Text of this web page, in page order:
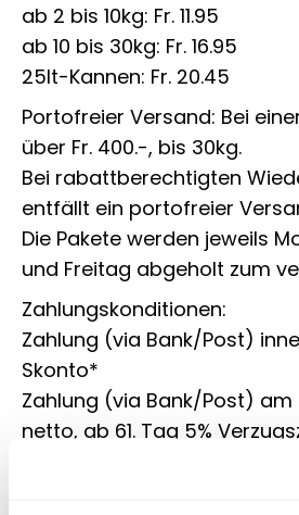
ab 2 bis 10kg: Fr. 11.95
ab 10 bis 30kg: Fr. 16.95
25lt-Kannen: Fr. 20.45
Portofreier Versand: Bei
über Fr. 400.-, bis 30kg.
Bei rabattberechtigten
entfällt ein portofreier
Die Pakete werden jeweils
und Freitag abgeholt zum
Zahlungskonditionen:
Zahlung (via Bank/Post)
Skonto*
Zahlung (via Bank/Post) am
netto, ab 61. Tag 5%